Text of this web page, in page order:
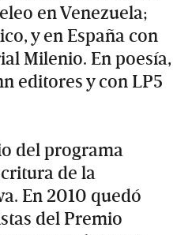
en Venezuela;
y en España con
Milenio. En poesía,
editores y con LP5
del programa
de la
En 2010 quedó
del Premio